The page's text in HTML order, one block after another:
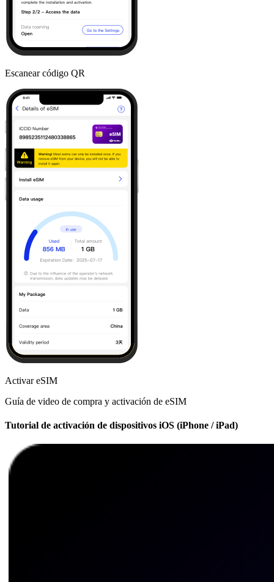
Escanear código QR
Activar eSIM
Guía de video de compra y activación de eSIM
Tutorial de activación de dispositivos iOS (iPhone / iPad)